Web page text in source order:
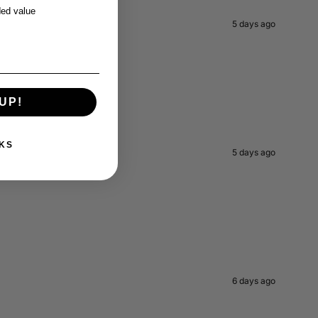
5 days ago
5 days ago
6 days ago
value